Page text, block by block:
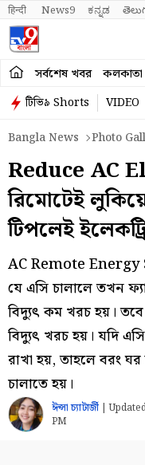
हिन्दी News9 ಕನ್ನಡ
সর্বশেষ খবর কলকাতা
টিভি৯ Shorts VIDEO
Bangla News
Photo
Reduce AC
রিমোটেই
টিপলেই
AC Remote
যে এসি চালালে তখন
বিদ্যুৎ কম খরচ হয়।
বিদ্যুৎ খরচ হয়। যদি
রাখা হয়, তাহলে বরং
চালাতে হয়।
ঈপ্সা চ্যাটার্জী |
PM